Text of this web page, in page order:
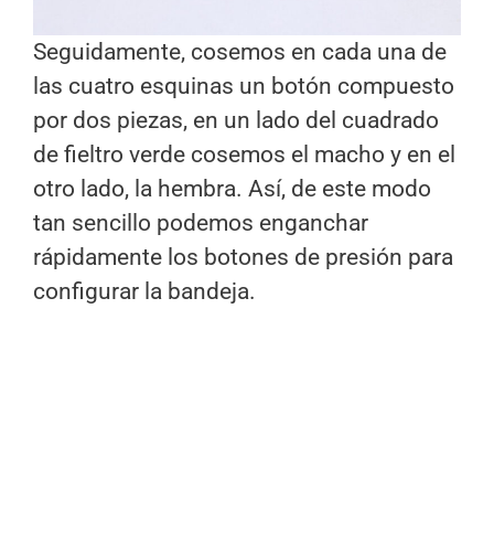
Seguidamente, cosemos en cada una de
las cuatro esquinas un botón compuesto
por dos piezas, en un lado del cuadrado
de fieltro verde cosemos el macho y en el
otro lado, la hembra. Así, de este modo
tan sencillo podemos enganchar
rápidamente los botones de presión para
configurar la bandeja.